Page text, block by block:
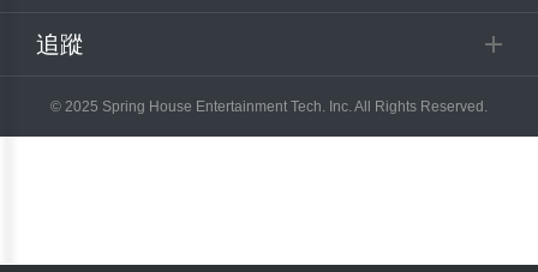
追蹤
© 2025 Spring House Entertainment Tech. Inc. All Rights Reserved.